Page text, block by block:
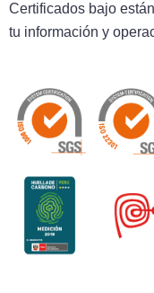
Certificados bajo
tu información y